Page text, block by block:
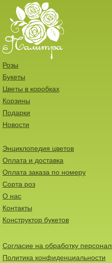
Розы
Букеты
Цветы в коробках
Корзины
Подарки
Новости
Энциклопедия цветов
Оплата и доставка
Оплата заказа по номеру
Сорта роз
О нас
Контакты
Конструктор букетов
Согласие на обработку
Политика конфиденциальности